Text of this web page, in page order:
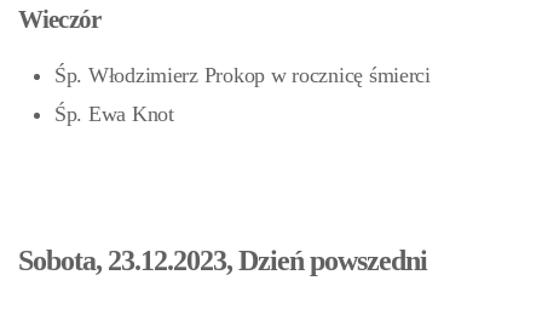
Wieczór
Śp. Włodzimierz Prokop w rocznicę śmierci
Śp. Ewa Knot
Sobota, 23.12.2023, Dzień powszedni